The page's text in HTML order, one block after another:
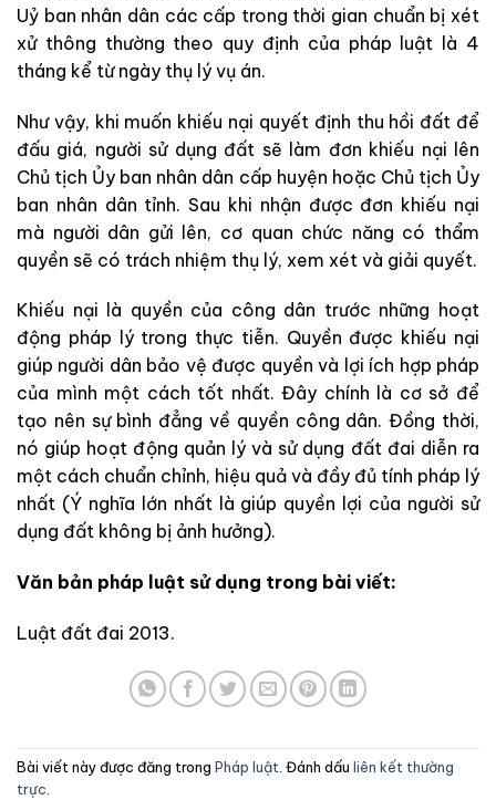
Uỷ ban nhân dân các cấp trong thời gian chuẩn bị xét
xử thông thường theo quy định của pháp luật là 4
tháng kể từ ngày thụ lý vụ án.
Như vậy, khi muốn khiếu nại quyết định thu hồi đất để
đấu giá, người sử dụng đất sẽ làm đơn khiếu nại lên
Chủ tịch Ủy ban nhân dân cấp huyện hoặc Chủ tịch Ủy
ban nhân dân tỉnh. Sau khi nhận được đơn khiếu nại
mà người dân gửi lên, cơ quan chức năng có thẩm
quyền sẽ có trách nhiệm thụ lý, xem xét và giải quyết.
Khiếu nại là quyền của công dân trước những hoạt
động pháp lý trong thực tiễn. Quyền được khiếu nại
giúp người dân bảo vệ được quyền và lợi ích hợp pháp
của mình một cách tốt nhất. Đây chính là cơ sở để
tạo nên sự bình đẳng về quyền công dân. Đồng thời,
nó giúp hoạt động quản lý và sử dụng đất đai diễn ra
một cách chuẩn chỉnh, hiệu quả và đầy đủ tính pháp lý
nhất (Ý nghĩa lớn nhất là giúp quyền lợi của người sử
dụng đất không bị ảnh hưởng).
Văn bản pháp luật sử dụng trong bài viết:
Luật đất đai 2013.
Bài viết này được đăng trong Pháp luật. Đánh dấu liên kết thường
trực.